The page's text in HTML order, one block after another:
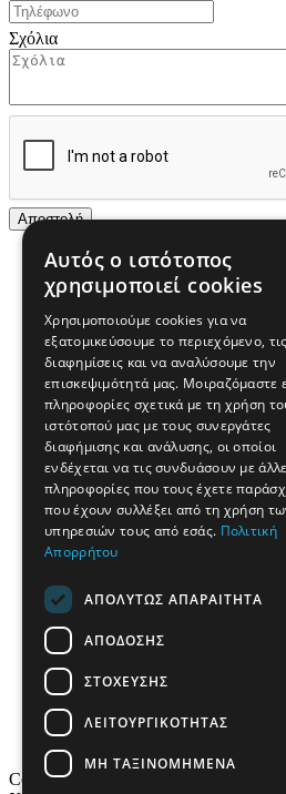
Σχόλια
Copyright © 2022 All Rights
Αυτός ο ιστότοπος
χρησιμοποιεί cookies
Χρησιμοποιούμε cookies για να
εξατομικεύσουμε το περιεχόμενο, τις
διαφημίσεις και να αναλύσουμε την
επισκεψιμότητά μας. Μοιραζόμαστε
πληροφορίες σχετικά με τη χρήση
ιστότοπού μας με τους συνεργάτες
διαφήμισης και ανάλυσης, οι οποίοι
ενδέχεται να τις συνδυάσουν με
πληροφορίες που τους έχετε
που έχουν συλλέξει από τη χρήση
υπηρεσιών τους από εσάς. Πολιτική
Απορρήτου
ΑΠΟΛΎΤΩΣ ΑΠΑΡΑΊΤΗΤΑ
ΑΠΌΔΟΣΗΣ
ΣΤΌΧΕΥΣΗΣ
ΛΕΙΤΟΥΡΓΙΚΌΤΗΤΑΣ
ΜΗ ΤΑΞΙΝΟΜΗΜΈΝΑ